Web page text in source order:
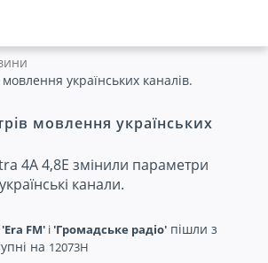
українських каналів.
мовлення українських
4A 4,8E змінили параметри
канали.
'Era FM' і 'Громадське радiо' пішли з
на 12073H